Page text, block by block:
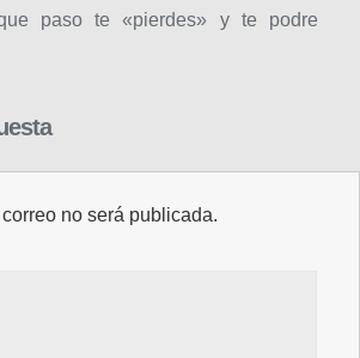
paso te «pierdes» y te podre
no será publicada.